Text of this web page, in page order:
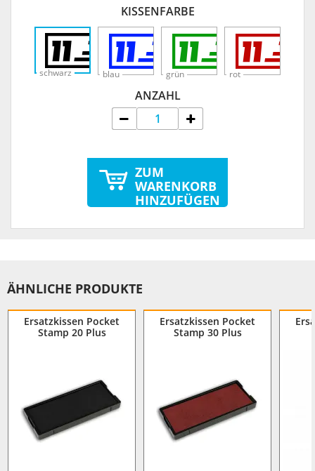
KISSENFARBE
schwarz blau grün rot
ANZAHL
ZUM
WARENKORB
HINZUFÜGEN
ÄHNLICHE PRODUKTE
Ersatzkissen Pocket
Stamp 20 Plus
Ersatzkissen Pocket
Stamp 30 Plus